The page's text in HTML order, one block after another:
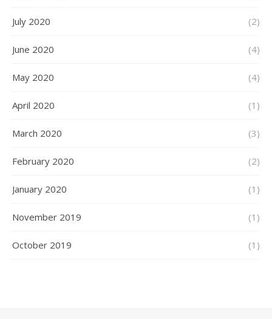
July 2020 (2)
June 2020 (4)
May 2020 (4)
April 2020 (1)
March 2020 (3)
February 2020 (2)
January 2020 (1)
November 2019 (1)
October 2019 (1)